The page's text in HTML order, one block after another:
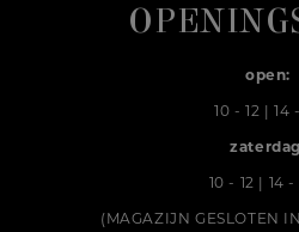
open:
10 - 12 | 14
10 - 12 | 14
(MAGAZIJN GESLOTEN